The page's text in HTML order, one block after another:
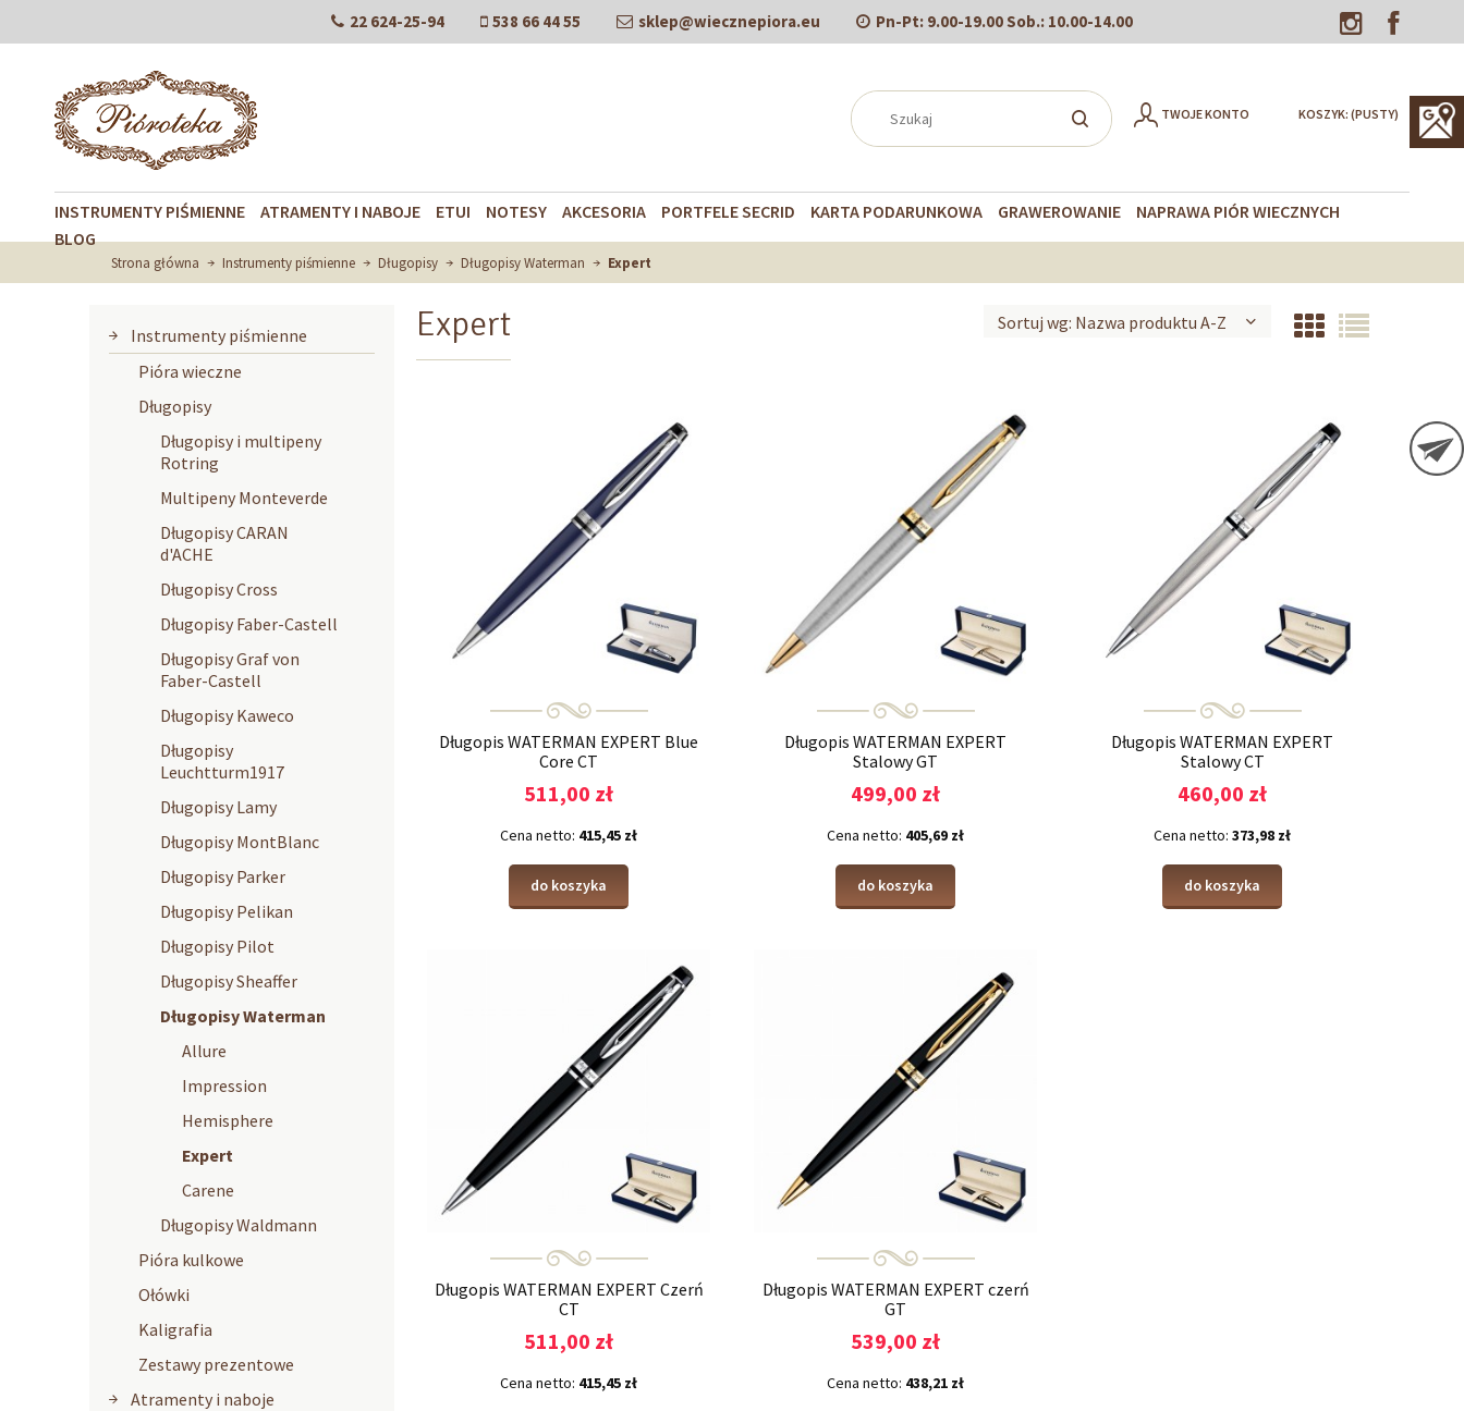
22 624-25-94 538 66 44 55 sklep@wiecznepiora.eu Pn-Pt: 9.00-19.00Sob.: 10.00-14.00
KOSZYK: (PUSTY)
TWOJE KONTO
INSTRUMENTY PIŚMIENNE ATRAMENTY I NABOJE ETUI NOTESY AKCESORIA PORTFELE SECRID KARTA PODARUNKOWA GRAWEROWANIE
NAPRAWA PIÓR WIECZNYCH
BLOG
Strona główna Instrumenty piśmienne Długopisy Długopisy Waterman Expert
Instrumenty piśmienne
Pióra wieczne
Długopisy
Długopisy i multipeny
Rotring
Multipeny Monteverde
Długopisy CARAN
d'ACHE
Długopisy Cross
Długopisy Faber-Castell
Długopisy Graf von
Faber-Castell
Długopisy Kaweco
Długopisy
Leuchtturm1917
Długopisy Lamy
Długopisy MontBlanc
Długopisy Parker
Długopisy Pelikan
Długopisy Pilot
Długopisy Sheaffer
Długopisy Waterman
Allure
Impression
Hemisphere
Expert
Carene
Długopisy Waldmann
Pióra kulkowe
Ołówki
Kaligrafia
Zestawy prezentowe
Atramenty i naboje
Expert Sortuj wg: Nazwa produktu A-Z
Długopis WATERMAN EXPERT Blue
Core CT
511,00 zł
Cena netto: 415,45 zł
do koszyka
Długopis WATERMAN EXPERT
Stalowy GT
499,00 zł
Cena netto: 405,69 zł
do koszyka
Długopis WATERMAN EXPERT
Stalowy CT
460,00 zł
Cena netto: 373,98 zł
do koszyka
Długopis WATERMAN EXPERT Czerń
CT
511,00 zł
Cena netto: 415,45 zł
Długopis WATERMAN EXPERT czerń
GT
539,00 zł
Cena netto: 438,21 zł